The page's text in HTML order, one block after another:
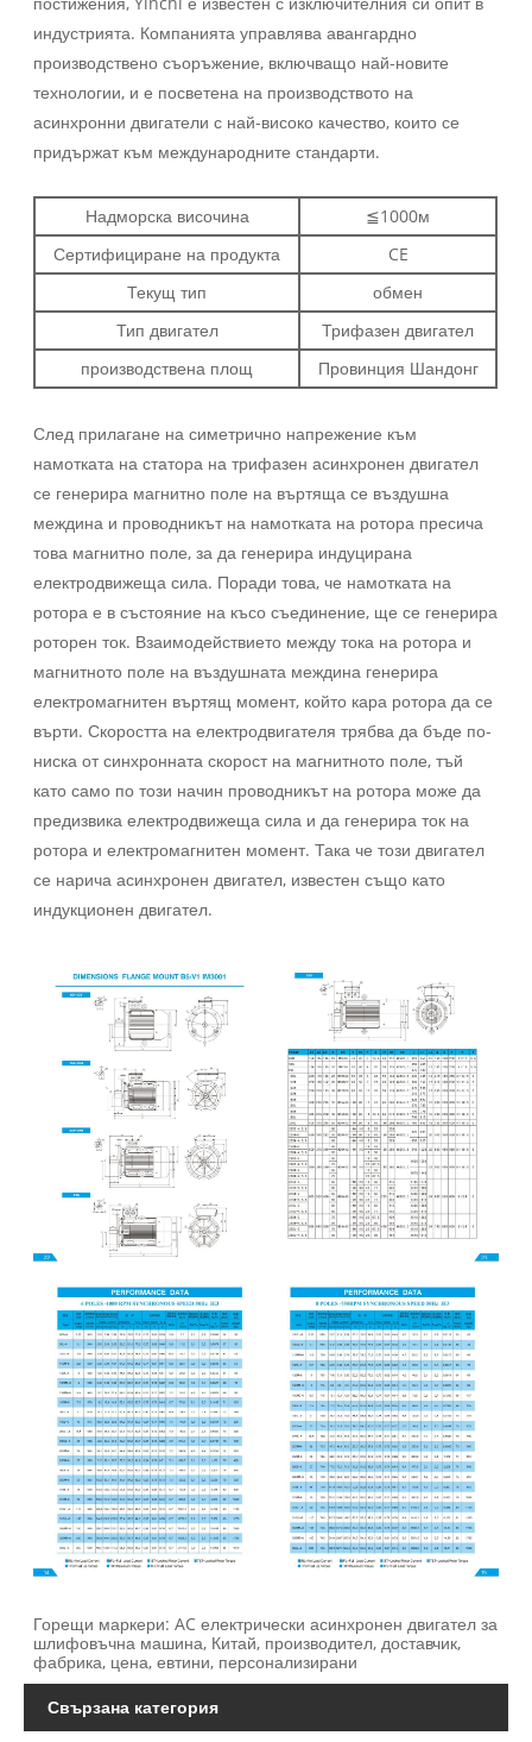
индустрията. Компанията управлява авангардно
производствено съоръжение, включващо най-новите
технологии, и е посветена на производството на
асинхронни двигатели с най-високо качество, които се
придържат към международните стандарти.
Надморска височина
≦1000м
Сертифициране на продукта
CE
Текущ тип
обмен
Тип двигател
Трифазен двигател
производствена площ
Провинция Шандонг
След прилагане на симетрично напрежение към
намотката на статора на трифазен асинхронен двигател
се генерира магнитно поле на въртяща се въздушна
междина и проводникът на намотката на ротора пресича
това магнитно поле, за да генерира индуцирана
електродвижеща сила. Поради това, че намотката на
ротора е в състояние на късо съединение, ще се генерира
роторен ток. Взаимодействието между тока на ротора и
магнитното поле на въздушната междина генерира
електромагнитен въртящ момент, който кара ротора да се
върти. Скоростта на електродвигателя трябва да бъде по-
ниска от синхронната скорост на магнитното поле, тъй
като само по този начин проводникът на ротора може да
предизвика електродвижеща сила и да генерира ток на
ротора и електромагнитен момент. Така че този двигател
се нарича асинхронен двигател, известен също като
индукционен двигател.
Горещи маркери: AC електрически асинхронен двигател за
шлифовъчна машина, Китай, производител, доставчик,
фабрика, цена, евтини, персонализирани
Свързана категория